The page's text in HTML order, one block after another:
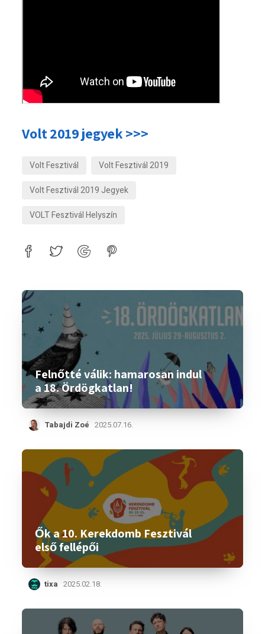
Volt 2019 jegyek >>>
Volt Fesztivál
Volt Fesztivál 2019
Volt Fesztivál 2019 Jegyek
VOLT Fesztivál Helyszín
Felnőtté válik: hamarosan indul
a 18. Ördögkatlan!
Tabajdi Zoé 2025.07.16.
Ők a 10. Kerekdomb Fesztivál
első fellépői
tixa 2025.02.18.